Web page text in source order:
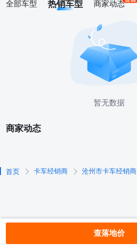
全部车型 热销车型 商家动态
暂无数据
商家动态
首页 卡车经销商 沧州市卡车经销商
查落地价